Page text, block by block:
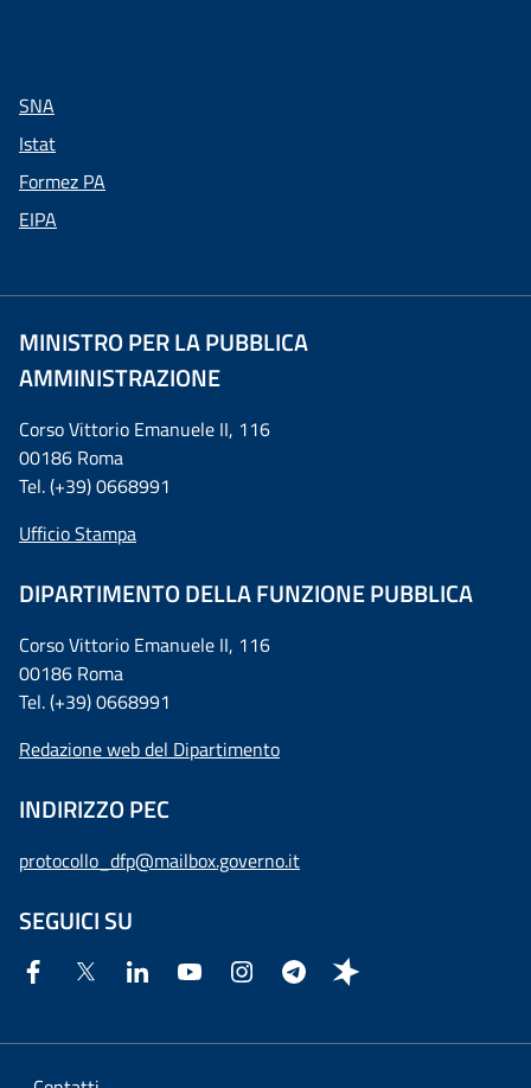
SNA
Istat
Formez PA
EIPA
MINISTRO PER LA PUBBLICA
AMMINISTRAZIONE
Corso Vittorio Emanuele II, 116
00186 Roma
Tel. (+39) 0668991
Ufficio Stampa
DIPARTIMENTO DELLA FUNZIONE PUBBLICA
Corso Vittorio Emanuele II, 116
00186 Roma
Tel. (+39) 0668991
Redazione web del Dipartimento
INDIRIZZO PEC
protocollo_dfp@mailbox.governo.it
SEGUICI SU